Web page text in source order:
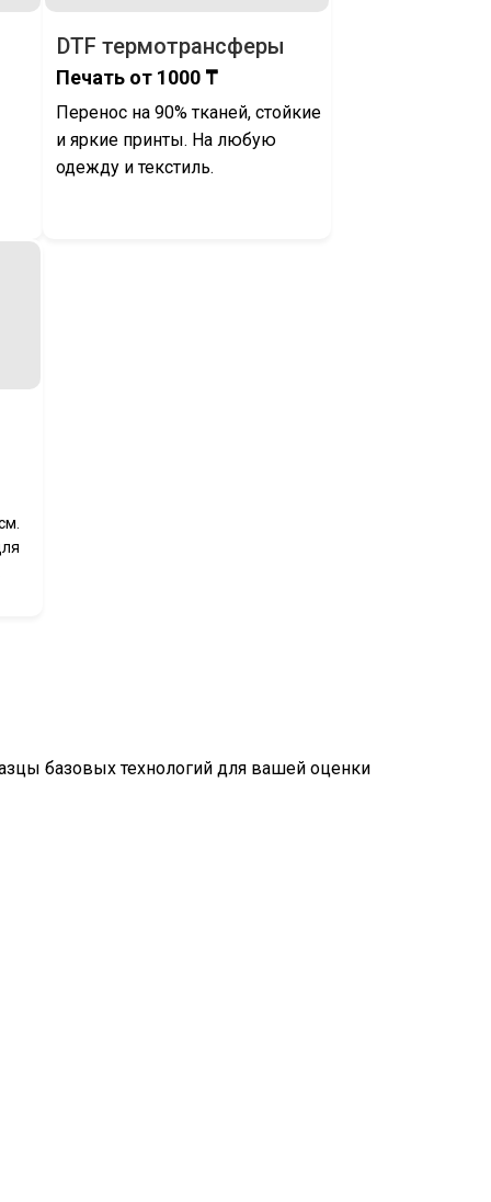
DTF термотрансферы
Печать от 1000 ₸
Перенос на 90% тканей, стойкие
и яркие принты. На любую
одежду и текстиль.
базовых технологий для вашей оценки